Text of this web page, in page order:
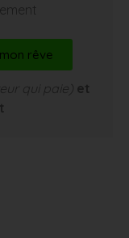
rêve
qui paie) et